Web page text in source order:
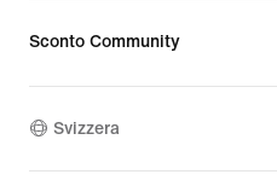
Sconto Community
Svizzera